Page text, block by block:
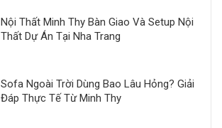
Nội Thất Minh Thy Bàn Giao Và Setup Nội
Thất Dự Án Tại Nha Trang
Sofa Ngoài Trời Dùng Bao Lâu Hỏng? Giải
Đáp Thực Tế Từ Minh Thy